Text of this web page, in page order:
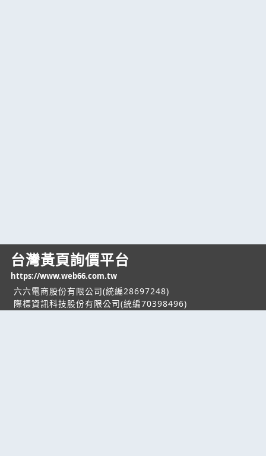
台灣黃頁詢價平台
https://www.web66.com.tw
六六電商股份有限公司(統編28697248)
際標資訊科技股份有限公司(統編70398496)